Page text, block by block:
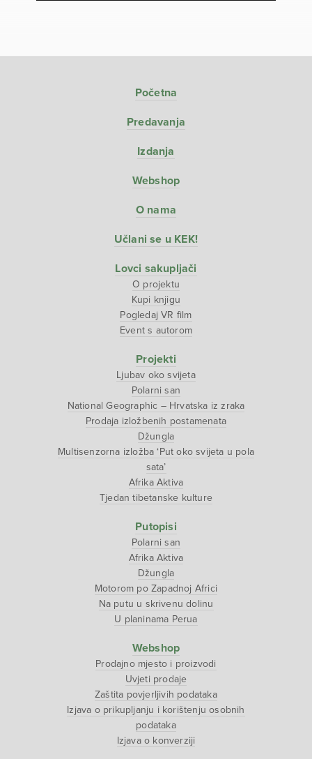
Početna
Predavanja
Izdanja
Webshop
O nama
Učlani se u KEK!
Lovci sakupljači
O projektu
Kupi knjigu
Pogledaj VR film
Event s autorom
Projekti
Ljubav oko svijeta
Polarni san
National Geographic – Hrvatska iz zraka
Prodaja izložbenih postamenata
Džungla
Multisenzorna izložba ‘Put oko svijeta u pola
sata’
Afrika Aktiva
Tjedan tibetanske kulture
Putopisi
Polarni san
Afrika Aktiva
Džungla
Motorom po Zapadnoj Africi
Na putu u skrivenu dolinu
U planinama Perua
Webshop
Prodajno mjesto i proizvodi
Uvjeti prodaje
Zaštita povjerljivih podataka
Izjava o prikupljanju i korištenju osobnih
podataka
Izjava o konverziji